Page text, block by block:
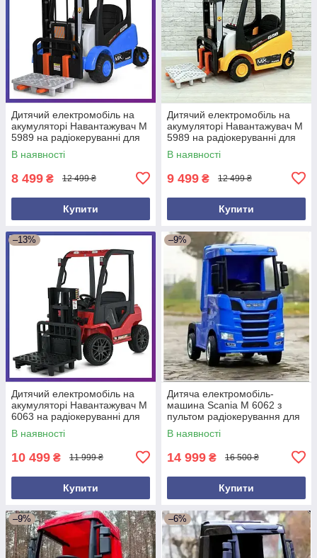
Дитячий електромобіль на
акумуляторі Навантажувач M
5989 на радіокеруванні для
дітей 3-8 років Синій
В наявності
8 499 ₴ 12 499 ₴
Купити
Дитячий електромобіль на
акумуляторі Навантажувач M
5989 на радіокеруванні для
дітей 3-8 років Жовтий
В наявності
9 499 ₴ 12 499 ₴
Купити
–13%
Дитячий електромобіль на
акумуляторі Навантажувач M
6063 на радіокеруванні для
дітей 3-8 років Червоний
В наявності
10 499 ₴ 11 999 ₴
Купити
–9%
Дитяча електромобіль-
машина Scania M 6062 з
пультом радіокерування для
дітей 3-8 років Синій
В наявності
14 999 ₴ 16 500 ₴
Купити
–9% –6%